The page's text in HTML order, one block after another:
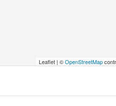
Leaflet | ©OpenStreetMap